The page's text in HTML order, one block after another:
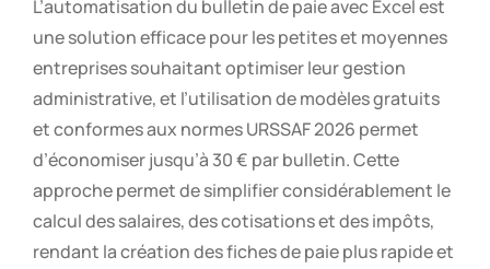
L’automatisation du bulletin de paie avec Excel est
une solution efficace pour les petites et moyennes
entreprises souhaitant optimiser leur gestion
administrative, et l’utilisation de modèles gratuits
et conformes aux normes URSSAF 2026 permet
d’économiser jusqu’à 30 € par bulletin. Cette
approche permet de simplifier considérablement le
calcul des salaires, des cotisations et des impôts,
rendant la création des fiches de paie plus rapide et